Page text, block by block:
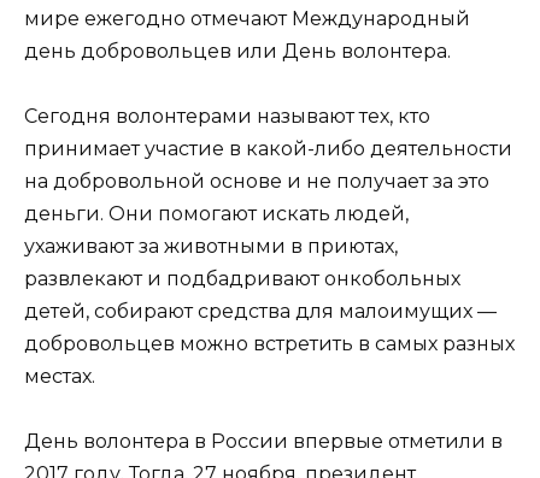
мире ежегодно отмечают Международный
день добровольцев или День волонтера.
Сегодня волонтерами называют тех, кто
принимает участие в какой-либо деятельности
на добровольной основе и не получает за это
деньги. Они помогают искать людей,
ухаживают за животными в приютах,
развлекают и подбадривают онкобольных
детей, собирают средства для малоимущих —
добровольцев можно встретить в самых разных
местах.
День волонтера в России впервые отметили в